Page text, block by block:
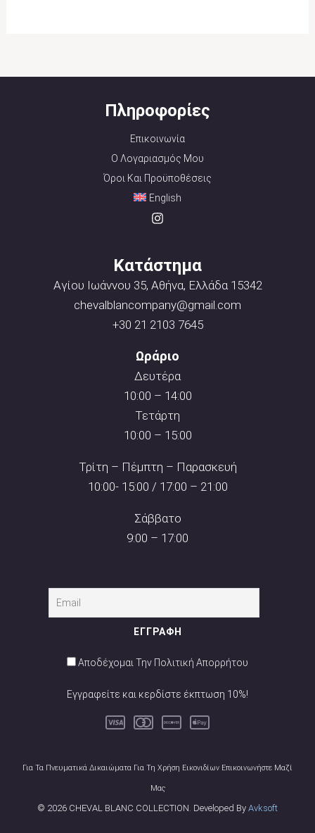
Πληροφορίες
Επικοινωνία
Ο Λογαριασμός Μου
Όροι Και Προϋποθέσεις
English
Κατάστημα
Αγίου Ιωάννου 35, Αθήνα, Ελλάδα 15342
chevalblancompany@gmail.com
+30 21 2103 7645
Ωράριο
Δευτέρα
10:00 – 14:00
Τετάρτη
10:00 – 15:00
Τρίτη – Πέμπτη – Παρασκευή
10:00- 15:00 / 17:00 – 21:00
Σάββατο
9:00 – 17:00
Αποδέχομαι Την Πολιτική Απορρήτου
Εγγραφείτε και κερδίστε έκπτωση 10%!
Για Τα Πνευματικά Δικαιώματα Για Τη Χρήση Εικονιδίων Επικοινωνήστε Μαζί
Μας
© 2026 CHEVAL BLANC COLLECTION. Developed By Avksoft